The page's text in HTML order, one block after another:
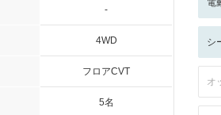
-
4WD
フロアCVT
5名
電
シ
オ